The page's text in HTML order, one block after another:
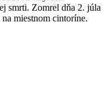
smrti. Zomrel dňa 2. júla
miestnom cintoríne.